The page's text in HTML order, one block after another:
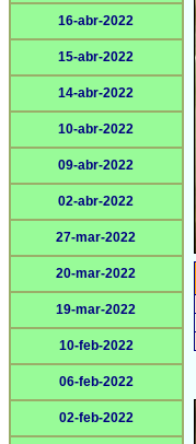
16-abr-2022
15-abr-2022
14-abr-2022
10-abr-2022
09-abr-2022
02-abr-2022
27-mar-2022
20-mar-2022
19-mar-2022
10-feb-2022
06-feb-2022
02-feb-2022